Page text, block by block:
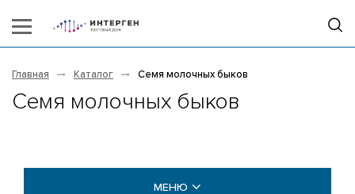
Главная Каталог Семя молочных быков
Семя молочных быков
МЕНЮ